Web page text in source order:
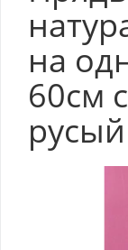
на
60см
русый